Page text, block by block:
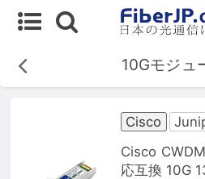
10Gモジュ
Cisco
Cisco
応互換 10G